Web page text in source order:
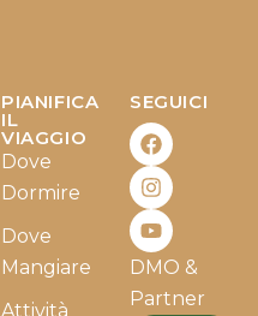
PIANIFICA
IL
VIAGGIO
Dove
Dormire
Dove
Mangiare
Attività
SEGUICI
F
a
c
e
b
o
o
k
I
n
s
t
a
g
r
a
m
Y
o
u
t
u
b
e
DMO &
Partner